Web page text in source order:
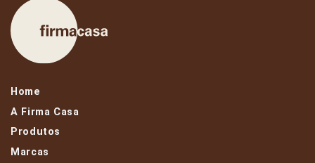
Home
A Firma Casa
Produtos
Marcas